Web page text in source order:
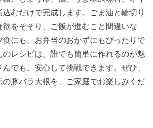
込むだけで完成します。ごま油と輪切り
欲をそそり、ご飯が進むこと間違いな
食にも、お弁当のおかずにもぴったりで
のレシピは、誰でも簡単に作れるのが魅
でも、安心して挑戦できます。ぜひ、
の豚バラ大根を、ご家庭でお楽しみくだ